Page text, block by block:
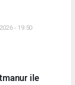
- 19:50
ile